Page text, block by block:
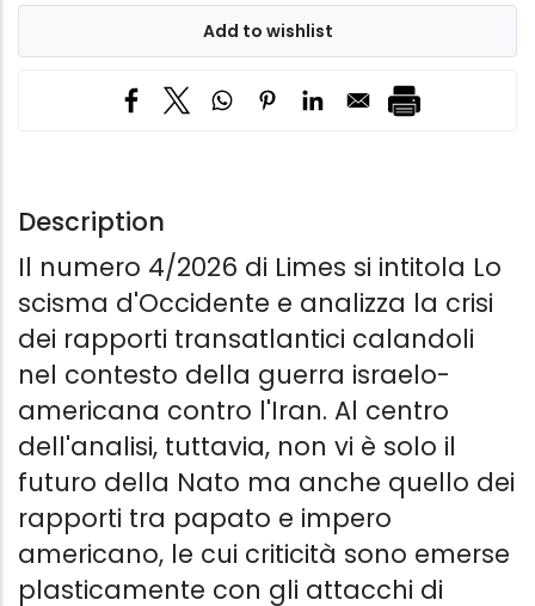
Description
Il numero 4/2026 di Limes si intitola Lo
scisma d'Occidente e analizza la crisi
dei rapporti transatlantici calandoli
nel contesto della guerra israelo-
americana contro l'Iran. Al centro
dell'analisi, tuttavia, non vi è solo il
futuro della Nato ma anche quello dei
rapporti tra papato e impero
americano, le cui criticità sono emerse
plasticamente con gli attacchi di